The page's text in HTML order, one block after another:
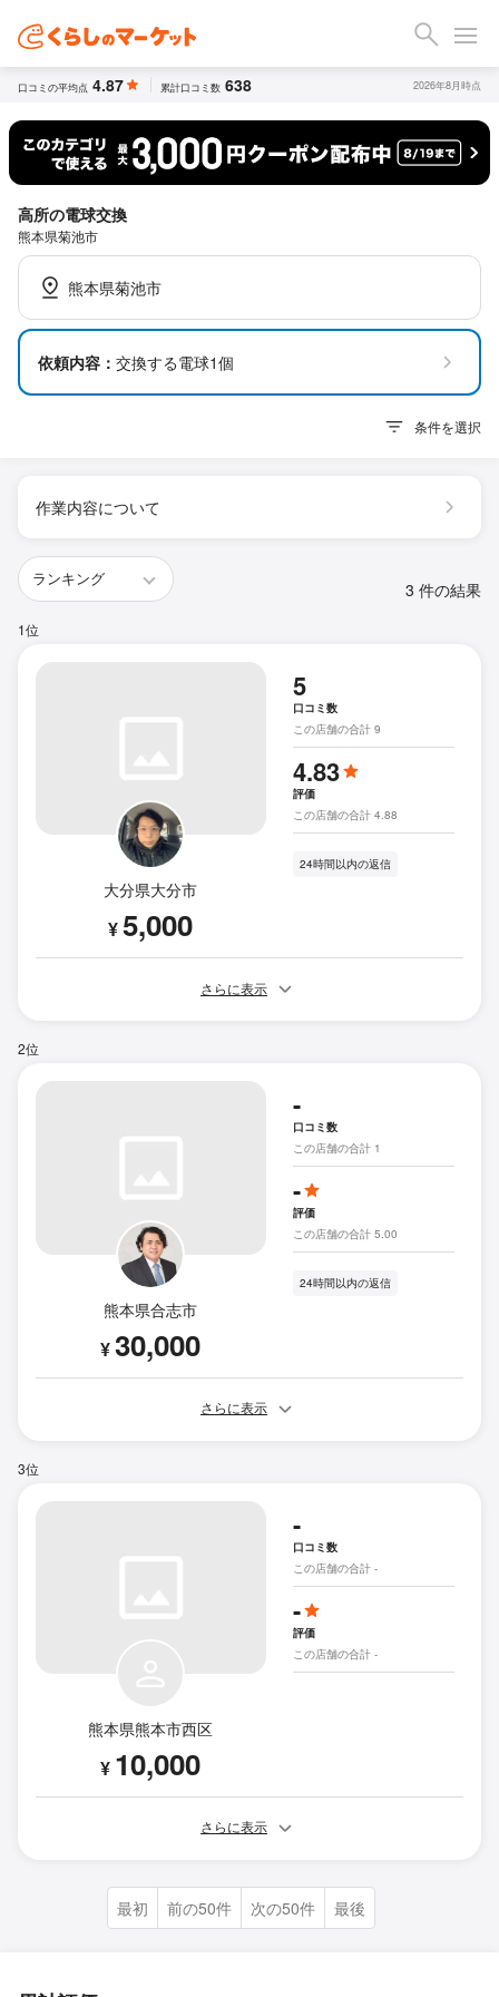
口コミの平均点 4.87 累計口コミ数 638 2026年8月時点
高所の電球交換
熊本県菊池市
熊本県菊池市
依頼内容： 交換する電球1個
条件を選択
作業内容について
3 件の結果
1位
大分県大分市
¥5,000
5
口コミ数
この店舗の合計 9
4.83
評価
この店舗の合計 4.88
24時間以内の返信
さらに表示
2位
熊本県合志市
¥30,000
-
口コミ数
この店舗の合計 1
-
評価
この店舗の合計 5.00
24時間以内の返信
さらに表示
3位
熊本県熊本市西区
¥ 10,000
-
口コミ数
この店舗の合計 -
-
評価
この店舗の合計 -
さらに表示
最初 前の50件 次の50件 最後